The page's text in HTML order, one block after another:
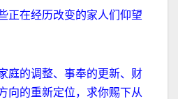
正在经历改变的家人们仰望
庭的调整、事奉的更新、财
向的重新定位，求你赐下从